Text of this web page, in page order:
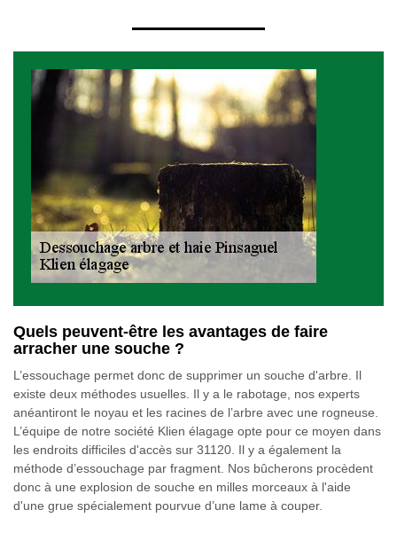
Quels peuvent-être les avantages de faire
arracher une souche ?
L’essouchage permet donc de supprimer un souche d'arbre. Il
existe deux méthodes usuelles. Il y a le rabotage, nos experts
anéantiront le noyau et les racines de l’arbre avec une rogneuse.
L’équipe de notre société Klien élagage opte pour ce moyen dans
les endroits difficiles d'accès sur 31120. Il y a également la
méthode d’essouchage par fragment. Nos bûcherons procèdent
donc à une explosion de souche en milles morceaux à l'aide
d'une grue spécialement pourvue d’une lame à couper.